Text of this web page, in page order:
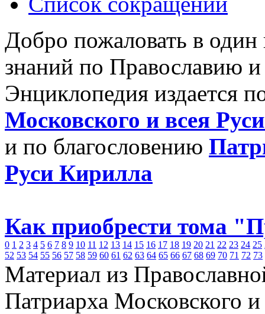
Добро пожаловать в
знаний по Православию
Энциклопедия издается
Московского и всея
и по благословению
Руси Кирилла
Как приобрести тома
0 1 2 3 4 5 6 7 8 9 10 11 12 13 14 15 16 17 18 19 20 21 22 23 24 25
52 53 54 55 56 57 58 59 60 61 62 63 64 65 66 67 68 69 70 71 72 73
Материал из
Патриарха Московского